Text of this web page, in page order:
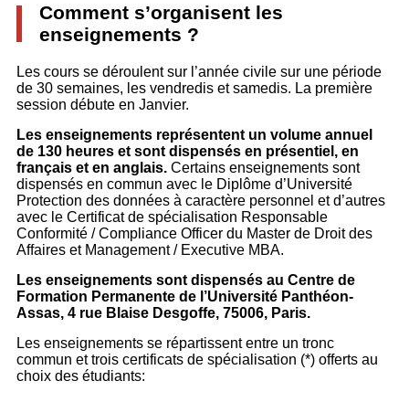
Comment s’organisent les
enseignements ?
Les cours se déroulent sur l’année civile sur une période
de 30 semaines, les vendredis et samedis. La première
session débute en Janvier.
Les enseignements représentent un volume annuel
de 130 heures et sont dispensés en présentiel, en
français et en anglais.Certains enseignements sont
dispensés en commun avec le Diplôme d’Université
Protection des données à caractère personnel et d’autres
avec le Certificat de spécialisation Responsable
Conformité / Compliance Officer du Master de Droit des
Affaires et Management / Executive MBA.
Les enseignements sont dispensés au Centre de
Formation Permanente de l’Université Panthéon-
Assas, 4 rue Blaise Desgoffe, 75006, Paris.
Les enseignements se répartissent entre un tronc
commun et trois certificats de spécialisation (*) offerts au
choix des étudiants: